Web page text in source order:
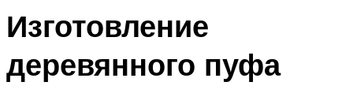
Изготовление
деревянного пуфа